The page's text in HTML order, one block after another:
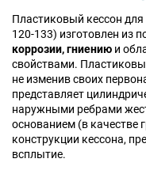
Пластиковый кессон
120-133) изготовлен из
коррозии, гниению и
свойствами.
не изменив своих
представляет
наружными ребрами
основанием (в качестве
конструкции кессона,
всплытие.